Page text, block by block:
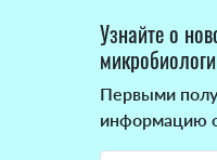
Узнайте о
Первыми
информацию